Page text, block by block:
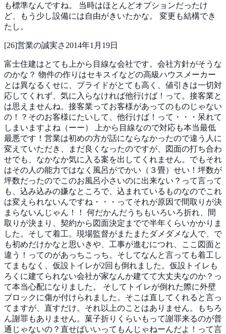
も標準なんですね。 当時はほとんどオプションだったけ
ど、もう少し設備には自由がきいたかな。 変更も結構でき
たし。
[26]営業の誠実さ 2014年1月19日
富士住建はとても上から目線な会社です。会社方針がそうな
のかな？ 物件の作りはセキスイなどの高級ハウスメーカー
とは異なるくせに、プライドがとても高く、値引きは一切対
応してくれず、気に入らなければ他行けば！って。接客業と
は思えませんね。接客業ってお客様があってのものじゃない
の！？そのお客様にたいして、他行けば！って・・・呆れて
しまいますよね（ーー）
上から目線なので対応も本当最低
最悪です！営業は初めの方が話にならなかったので違う人に
変えていただき、まだ良くなったのですが、図面の打ち合わ
せでも、なかなか気に入る案を出してくれません。でもそれ
はその人の能力ではなく風呂がでかい（３畳）せい！坪数が
坪数だったのでこのお風呂小さいのに出来ない？って言って
も、込み込みの嫌なところで、込まれているものなのでこれ
は変えられないんですね・・・ってそれが原因で間取りが決
まらないんじゃん！！ 何だかんだうちもいろいろ折れ、間
取りが決まり、契約から図面決定までで半年くらいかかりま
した。そして着工。現場監督がまたまたダメダメな人で、で
も初めだけかなと思いきや、工事が進むにつれ、ここ図面と
違う！ってのがあっちこっち。そしてなんと言っても着工し
てまもなく、仮設トイレが2回も倒れました。仮設トイレも
ろくに建てられない会社が家なんか建てて大丈夫なのか？っ
て本当心配になりました。 そしてトイレが倒れた際に外壁
ブロックに傷が付けられました。そこは直してくれると言っ
てますが、直すだけ。それ以上のことはありません。もちろ
ん謝罪もありません。菓子折りくらいもって謝罪来るのが普
通じゃないの？直せばいいってもんじゃねーんだよ！って言